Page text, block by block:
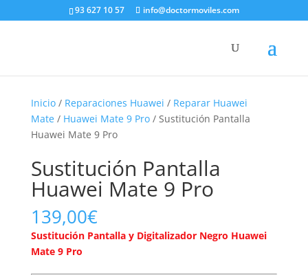
93 627 10 57 info@doctormoviles.com
Inicio/ Reparaciones Huawei / Reparar Huawei
Mate/ Huawei Mate 9 Pro/ Sustitución Pantalla
Huawei Mate 9 Pro
Sustitución Pantalla
Huawei Mate 9 Pro
139,00€
Sustitución Pantalla y Digitalizador Negro Huawei
Mate 9 Pro